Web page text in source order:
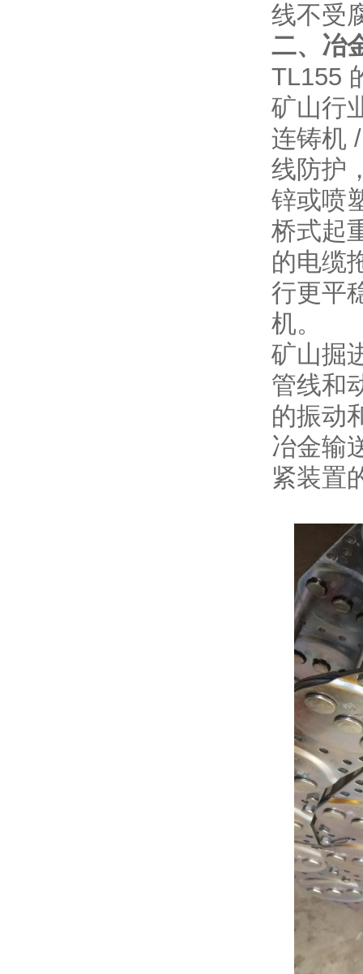
线不受
二、冶
TL155
矿山行
连铸机
线防护
锌或喷
桥式起
的电缆
行更平
机。
矿山掘
管线和
的振动
冶金输
紧装置